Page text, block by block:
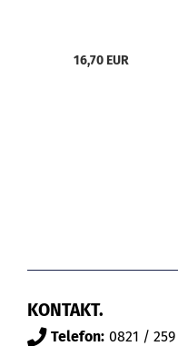
16,70 EUR
KONTAKT.
Telefon: 0821 /